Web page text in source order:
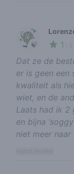
🍃 1
Dat ze de
er is geen
kwaliteit als
wiet, en de
Laats had ik 2
en bijna
niet meer naar